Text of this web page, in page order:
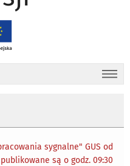
sygnalne" GUS od
publikowane są o godz. 09:30